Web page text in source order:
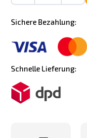
Sichere Bezahlung:
Schnelle Lieferung: